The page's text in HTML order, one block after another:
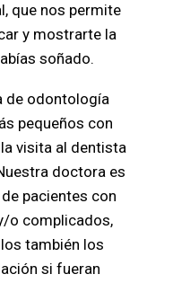
que nos permite
y mostrarte la
soñado.
de odontología
pequeños con
visita al dentista
doctora es
pacientes con
o complicados,
también los
si fueran